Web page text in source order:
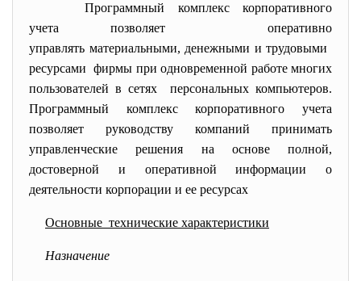
Программный комплекс корпоративного
учета позволяет оперативно
управлять материальными, денежными и трудовыми
ресурсами фирмы при одновременной работе многих
пользователей в сетях персональных компьютеров.
Программный комплекс корпоративного учета
позволяет руководству компаний принимать
управленческие решения на основе полной,
достоверной и оперативной информации о
деятельности корпорации и ее ресурсах
Основные технические характеристики
Назначение